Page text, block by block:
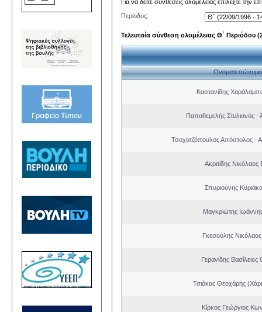
Για να δείτε συνθέσεις ολομέλειας επιλέξτε την
Περίοδος:
Τελευταία σύνθεση ολομέλειας Θ΄ Περιόδου
Ονοματεπώνυμο
Καστανίδης
Παπαθεμελής Στυλιανός -
Τσοχατζόπουλος Απόστολος -
Ακριτίδης Νικόλαος
Σπυριούνης
Μαγκριώτης
Γκεσούλης
Γερανίδης
Τσιόκας Θεοχάρης
Κίρκος Γεώργιος